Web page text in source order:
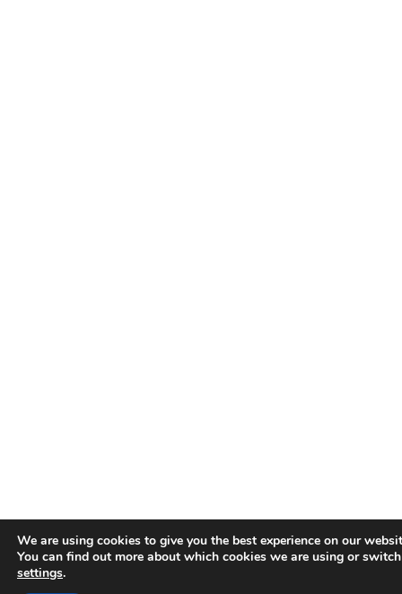
We are using cookies to give you the best experience on our
You can find out more about which cookies we are using or
settings.